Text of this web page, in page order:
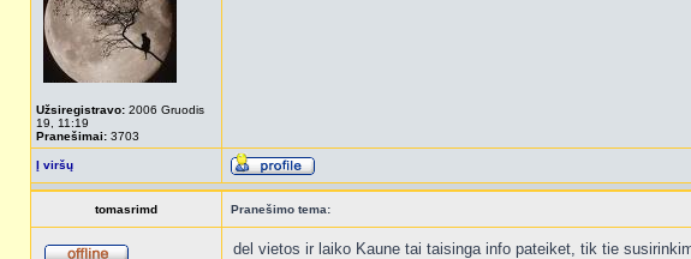
Užsiregistravo: 2006 Gruodis
19, 11:19
Pranešimai: 3703
Į viršų
tomasrimd Pranešimo tema:
del vietos ir laiko Kaune tai taisinga info pateiket, tik tie